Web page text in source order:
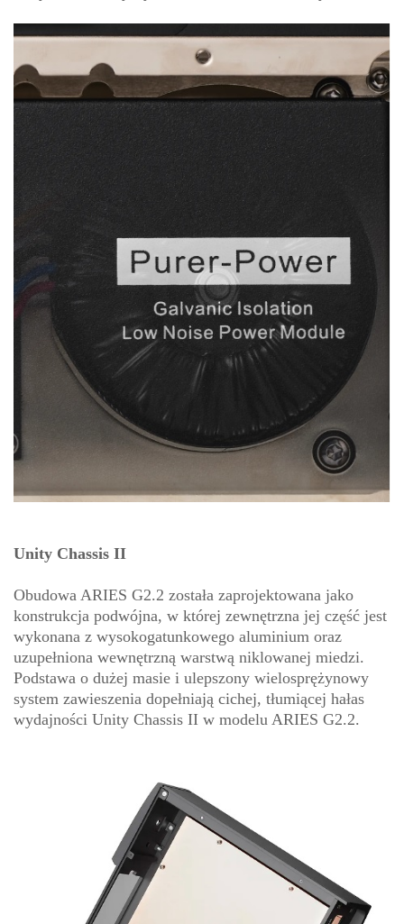
Unity Chassis II
Obudowa ARIES G2.2 została zaprojektowana jako
konstrukcja podwójna, w której zewnętrzna jej część jest
wykonana z wysokogatunkowego aluminium oraz
uzupełniona wewnętrzną warstwą niklowanej miedzi.
Podstawa o dużej masie i ulepszony wielosprężynowy
system zawieszenia dopełniają cichej, tłumiącej hałas
wydajności Unity Chassis II w modelu ARIES G2.2.